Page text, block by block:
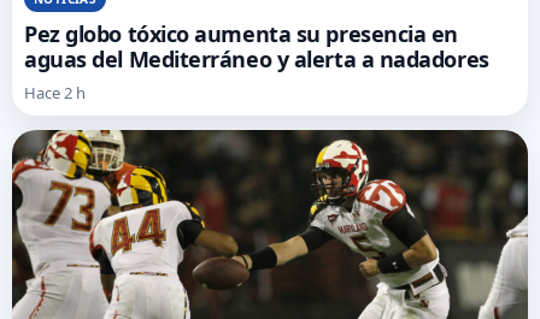
Pez globo tóxico aumenta su presencia en
aguas del Mediterráneo y alerta a nadadores
Hace 2 h